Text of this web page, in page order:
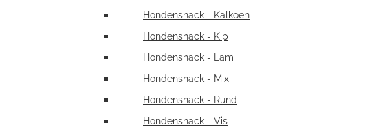
Hondensnack - Kalkoen
Hondensnack - Kip
Hondensnack - Lam
Hondensnack - Mix
Hondensnack - Rund
Hondensnack - Vis